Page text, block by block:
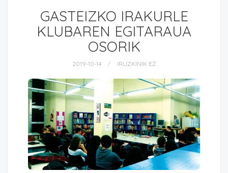
GASTEIZKO IRAKURLE
KLUBAREN EGITARAUA
OSORIK
2019-10-14 IRUZKINIK EZ